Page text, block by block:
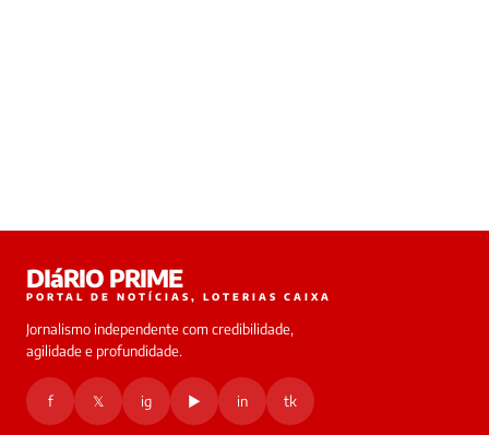
DIáRIO PRIME
PORTAL DE NOTÍCIAS, LOTERIAS CAIXA
Jornalismo independente com credibilidade,
agilidade e profundidade.
f 𝕏 ig ▶ in tk